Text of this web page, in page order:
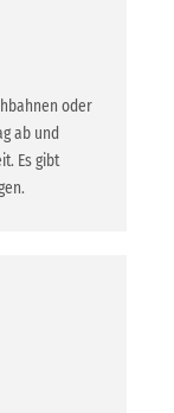
oder
ab und
Es gibt